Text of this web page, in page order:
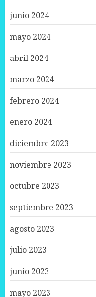
junio 2024
mayo 2024
abril 2024
marzo 2024
febrero 2024
enero 2024
diciembre 2023
noviembre 2023
octubre 2023
septiembre 2023
agosto 2023
julio 2023
junio 2023
mayo 2023